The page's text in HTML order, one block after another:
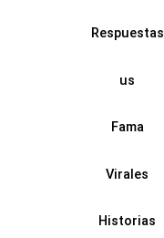
Respuestas
us
Fama
Virales
Historias